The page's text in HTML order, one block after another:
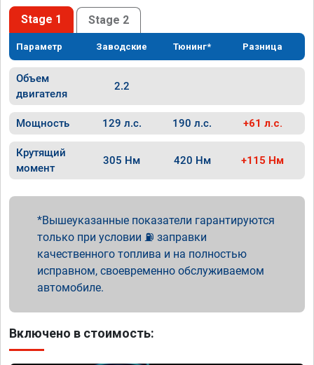
Stage 1 Stage 2
Параметр Заводские Тюнинг* Разница
Объем
двигателя
2.2
Мощность 129 л.с. 190 л.с. +61 л.с.
Крутящий
момент
305 Нм 420 Нм +115 Нм
Вышеуказанные показатели гарантируются
только при условии ⛽ заправки
качественного топлива и на полностью
исправном, своевременно обслуживаемом
автомобиле.
Включено в стоимость: